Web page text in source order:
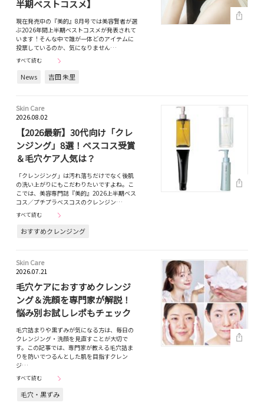
半期ベストコスメ】
現在発売中の『美的』8月号では美容賢者が選
ぶ2026年間上半期ベストコスメが発表されて
います！そんな中で誰が一体どのアイテムに
投票しているのか、気になりません…
すべて読む
News 吉田 朱里
Skin Care
2026.08.02
【2026最新】30代向け「クレ
ンジング」8選！ベスコス受賞
＆毛穴ケア人気は？
「クレンジング」は汚れ落ちだけでなく後肌
の洗い上がりにもこだわりたいですよね。こ
こでは、美容専門誌『美的』2026上半期ベス
コス／プチプラベスコスのクレンジン…
すべて読む
おすすめクレンジング
Skin Care
2026.07.21
毛穴ケアにおすすめクレンジ
ング＆洗顔を専門家が解説！
悩み別お試しレポもチェック
毛穴詰まりや黒ずみが気になる方は、毎日の
クレンジング・洗顔を見直すことが大切で
す。この記事では、専門家が教える毛穴詰ま
りを防いでつるんとした肌を目指すクレン
ジ…
すべて読む
毛穴・黒ずみ